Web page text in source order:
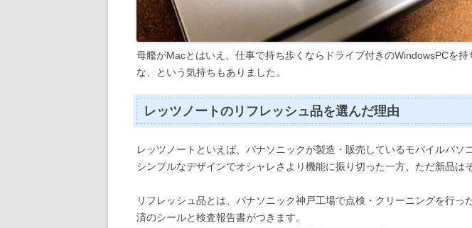
母艦がMacとはいえ、仕事で持ち歩くならドライブ付きのWindowsPCを
な、という気持ちもありました。
レッツノートのリフレッシュ品を選んだ理由
レッツノートといえば、パナソニックが製造・販売しているモバイルパソ
シンプルなデザインでオシャレさより機能に振り切った一方、ただ新品は
リフレッシュ品とは、パナソニック神戸工場で点検・クリーニングを行っ
済のシールと検査報告書がつきます。